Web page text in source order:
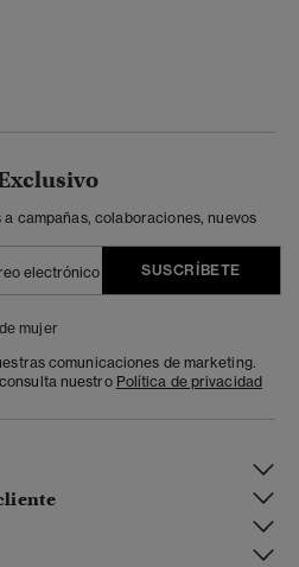
campañas, colaboraciones, nuevos
SUSCRÍBETE
mujer
comunicaciones de marketing.
nuestro Política de privacidad